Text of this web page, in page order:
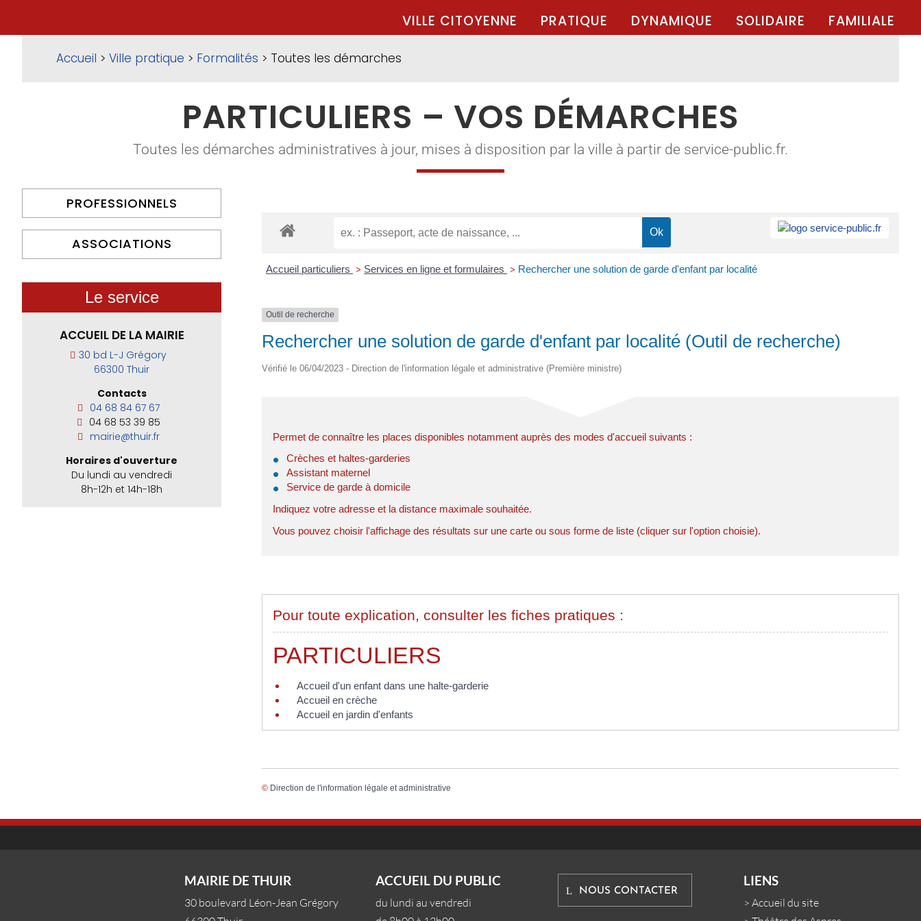
VILLE CITOYENNE PRATIQUE DYNAMIQUE SOLIDAIRE FAMILIALE
Accueil > Ville pratique > Formalités > Toutes les démarches
PARTICULIERS – VOS DÉMARCHES
Toutes les démarches administratives à jour, mises à disposition par la ville à partir de service-public.fr.
PROFESSIONNELS
ASSOCIATIONS
Le service
ACCUEIL DE LA MAIRIE
30 bd L-J Grégory
66300 Thuir
Contacts
04 68 84 67 67
04 68 53 39 85
mairie@thuir.fr
Horaires d'ouverture
Du lundi au vendredi
8h-12h et 14h-18h
Accueil particuliers > Services en ligne et formulaires > Rechercher une solution de garde d'enfant par localité
Outil de recherche
Rechercher une solution de garde d'enfant par localité (Outil de recherche)
Vérifié le 06/04/2023 - Direction de l'information légale et administrative (Première ministre)
Permet de connaître les places disponibles notamment auprès des modes d'accueil suivants :
Crèches et haltes-garderies
Assistant maternel
Service de garde à domicile
Indiquez votre adresse et la distance maximale souhaitée.
Vous pouvez choisir l'affichage des résultats sur une carte ou sous forme de liste (cliquer sur l'option choisie).
Pour toute explication, consulter les fiches pratiques :
PARTICULIERS
Accueil d'un enfant dans une halte-garderie
Accueil en crèche
Accueil en jardin d'enfants
© Direction de l'information légale et administrative
MAIRIE DE THUIR
30 boulevard Léon-Jean Grégory
ACCUEIL DU PUBLIC
du lundi au vendredi
NOUS CONTACTER
LIENS
>Accueil du site